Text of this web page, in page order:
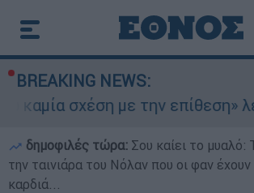
BREAKING NEWS:
με την επίθεση» λέει η
δημοφιλές τώρα: Σου καίει το
την ταινιάρα του Νόλαν που οι φαν
καρδιά...